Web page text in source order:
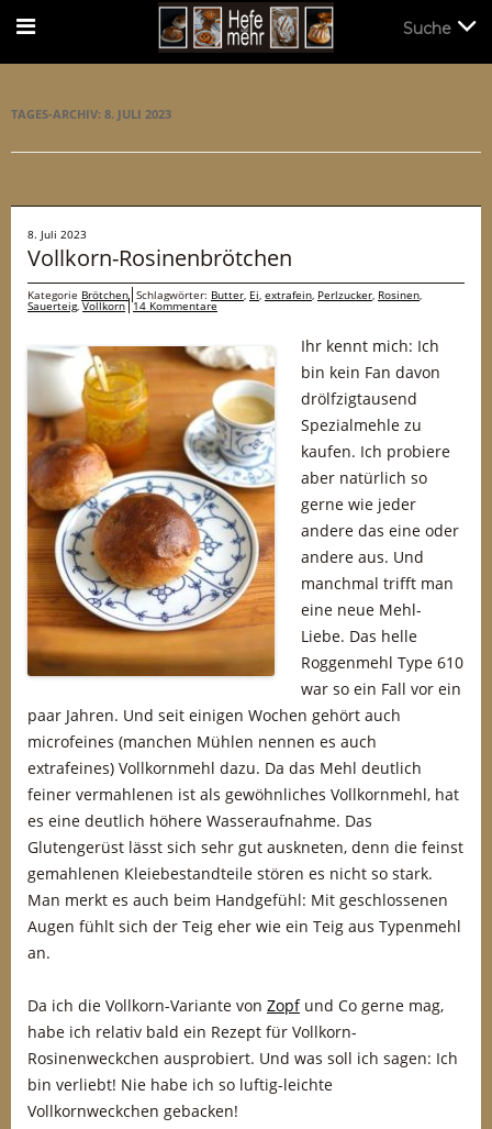
TAGES-ARCHIV: 8. JULI 2023
8. Juli 2023
Vollkorn-Rosinenbrötchen
Kategorie Brötchen Schlagwörter: Butter, Ei, extrafein, Perlzucker, Rosinen,
Sauerteig,Vollkorn 14 Kommentare
Ihr kennt mich: Ich
bin kein Fan davon
drölfzigtausend
Spezialmehle zu
kaufen. Ich probiere
aber natürlich so
gerne wie jeder
andere das eine oder
andere aus. Und
manchmal trifft man
eine neue Mehl-
Liebe. Das helle
Roggenmehl Type 610
war so ein Fall vor ein
paar Jahren. Und seit einigen Wochen gehört auch
microfeines (manchen Mühlen nennen es auch
extrafeines) Vollkornmehl dazu. Da das Mehl deutlich
feiner vermahlenen ist als gewöhnliches Vollkornmehl, hat
es eine deutlich höhere Wasseraufnahme. Das
Glutengerüst lässt sich sehr gut auskneten, denn die feinst
gemahlenen Kleiebestandteile stören es nicht so stark.
Man merkt es auch beim Handgefühl: Mit geschlossenen
Augen fühlt sich der Teig eher wie ein Teig aus Typenmehl
an.
Da ich die Vollkorn-Variante von Zopfund Co gerne mag,
habe ich relativ bald ein Rezept für Vollkorn-
Rosinenweckchen ausprobiert. Und was soll ich sagen: Ich
bin verliebt! Nie habe ich so luftig-leichte
Vollkornweckchen gebacken!
Suche
Suche